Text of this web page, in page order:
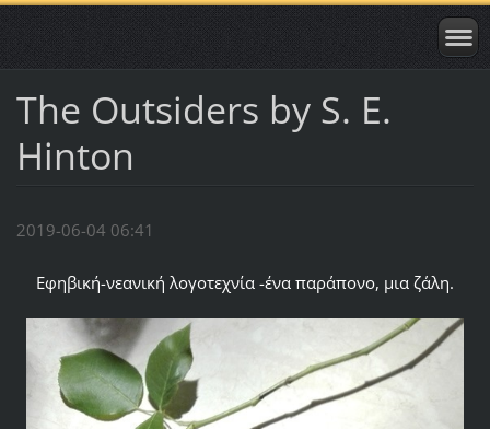
The Outsiders by S. E.
Hinton
2019-06-04 06:41
Εφηβική-νεανική λογοτεχνία -ένα παράπονο, μια ζάλη.